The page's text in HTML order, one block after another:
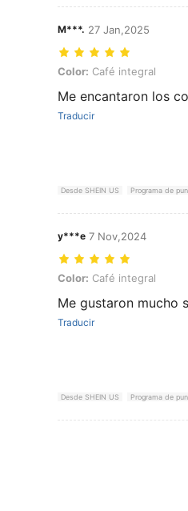
M***. 27 Jan,2025
Color: Café integral
Color: Café integral
Me encantaron los
Traducir
Desde SHEIN US Programa de
y***e 7 Nov,2024
Color: Café integral
Color: Café integral
Me gustaron mucho
Traducir
Desde SHEIN US Programa de